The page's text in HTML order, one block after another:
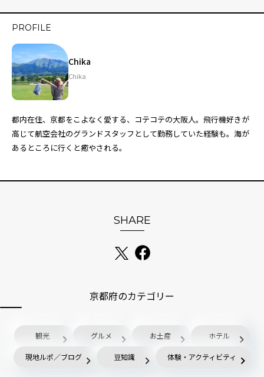
PROFILE
Chika
Chika
都内在住、京都をこよなく愛する、コテコテの大阪人。飛行機好きが
高じて航空会社のグランドスタッフとして勤務していた経験も。海が
あるところに行くと癒やされる。
SHARE
京都府のカテゴリー
観光 グルメ お土産 ホテル
現地ルポ／ブログ 豆知識 体験・アクティビティ